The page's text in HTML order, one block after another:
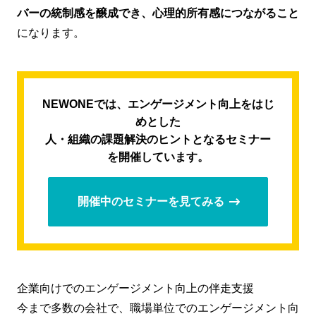
バーの統制感を醸成でき、心理的所有感につながること
になります。
NEWONEでは、エンゲージメント向上をはじ
めとした
人・組織の課題解決のヒントとなるセミナー
を開催しています。
開催中のセミナーを見てみる
企業向けでのエンゲージメント向上の伴走支援
今まで多数の会社で、職場単位でのエンゲージメント向